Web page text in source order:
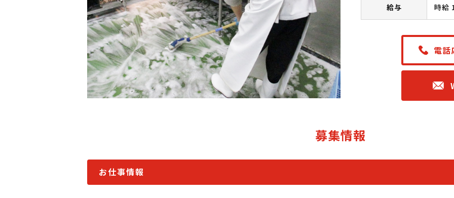
給与 時給
電話
募集情報
お仕事情報